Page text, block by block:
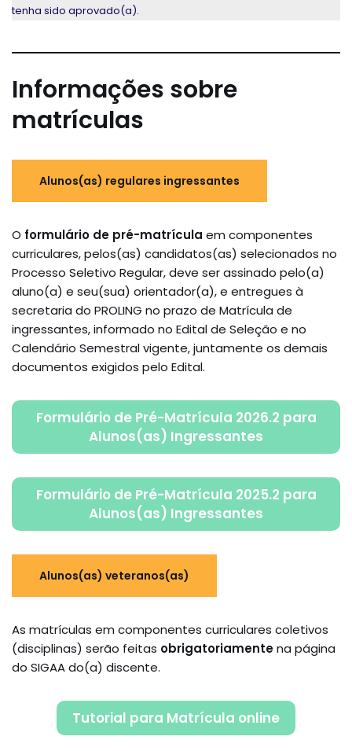
tenha sido aprovado(a).
Informações sobre
matrículas
Alunos(as) regulares ingressantes
O formulário de pré-matrícula em componentes
curriculares, pelos(as) candidatos(as) selecionados no
Processo Seletivo Regular, deve ser assinado pelo(a)
aluno(a) e seu(sua) orientador(a), e entregues à
secretaria do PROLING no prazo de Matrícula de
ingressantes, informado no Edital de Seleção e no
Calendário Semestral vigente, juntamente os demais
documentos exigidos pelo Edital.
Formulário de Pré-Matrícula 2026.2 para
Alunos(as) Ingressantes
Formulário de Pré-Matrícula 2025.2 para
Alunos(as) Ingressantes
Alunos(as) veteranos(as)
As matrículas em componentes curriculares coletivos
(disciplinas) serão feitas obrigatoriamentena página
do SIGAA do(a) discente.
Tutorial para Matrícula online